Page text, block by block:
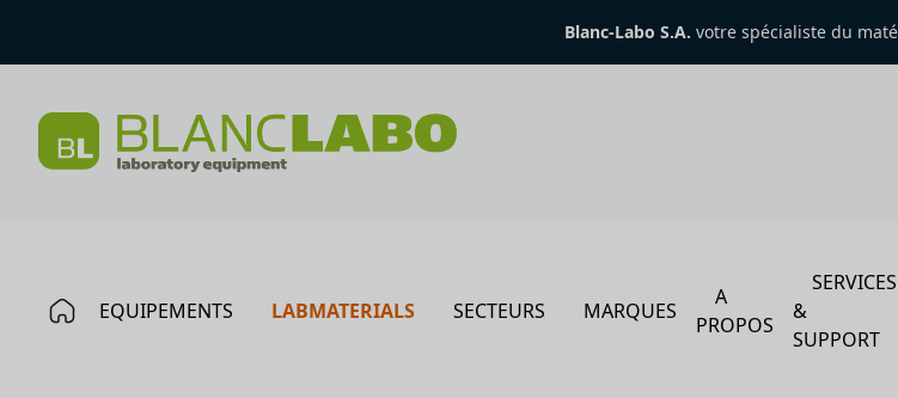
Blanc-Labo S.A. votre spécialiste du
EQUIPEMENTS LABMATERIALS SECTEURS MARQUES
A
PROPOS
SERVICES
&
SUPPORT